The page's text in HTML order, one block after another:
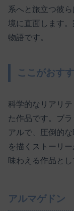
系へと旅立つ彼
境に直面します
物語です。
ここがおすす
科学的なリアリ
た作品です。ブ
アルで、圧倒的
を描くストーリ
味わえる作品と
アルマゲドン